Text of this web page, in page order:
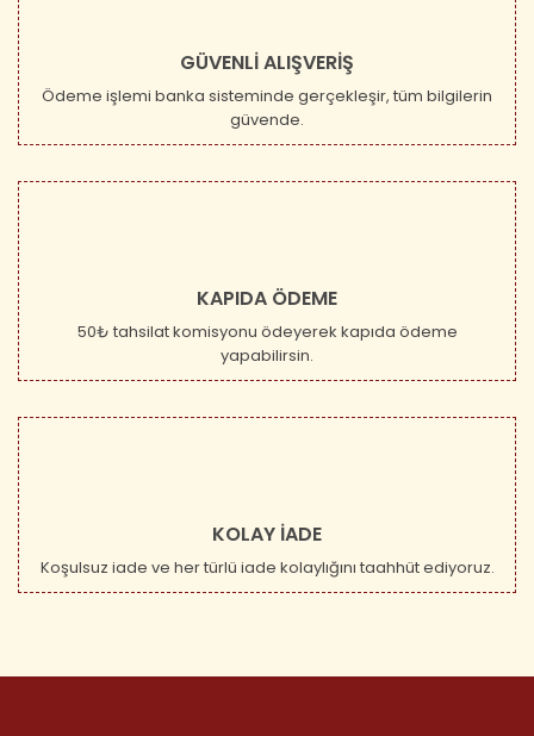
GÜVENLİ ALIŞVERİŞ
Ödeme işlemi banka sisteminde gerçekleşir, tüm bilgilerin
güvende.
KAPIDA ÖDEME
50₺ tahsilat komisyonu ödeyerek kapıda ödeme
yapabilirsin.
KOLAY İADE
Koşulsuz iade ve her türlü iade kolaylığını taahhüt ediyoruz.